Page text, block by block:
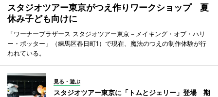
スタジオツアー東京がつえ作りワークショップ 夏
休み子ども向けに
「ワーナーブラザース スタジオツアー東京－メイキング・オブ・ハリ
ー・ポッター」（練馬区春日町1）で現在、魔法のつえの制作体験が行
われている。
見る・遊ぶ
スタジオツアー東京に「トムとジェリー」登場 期